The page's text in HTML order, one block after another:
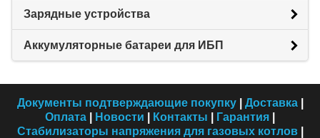
Зарядные устройства
Аккумуляторные батареи для ИБП
Документы подтверждающие покупку| Доставка|
Оплата
Новости Контакты Гарантия
Стабилизаторы напряжения для газовых котлов|